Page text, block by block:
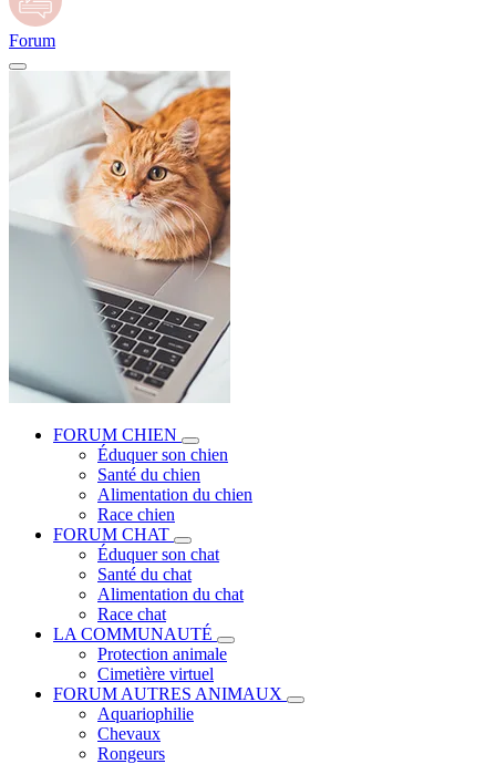
Forum
FORUM CHIEN
Éduquer son chien
Santé du chien
Alimentation du chien
Race chien
FORUM CHAT
Éduquer son chat
Santé du chat
Alimentation du chat
Race chat
LA COMMUNAUTÉ
Protection animale
Cimetière virtuel
FORUM AUTRES ANIMAUX
Aquariophilie
Chevaux
Rongeurs